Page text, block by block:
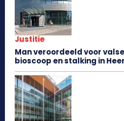
Justitie
Man veroordeeld voor
bioscoop en stalking in